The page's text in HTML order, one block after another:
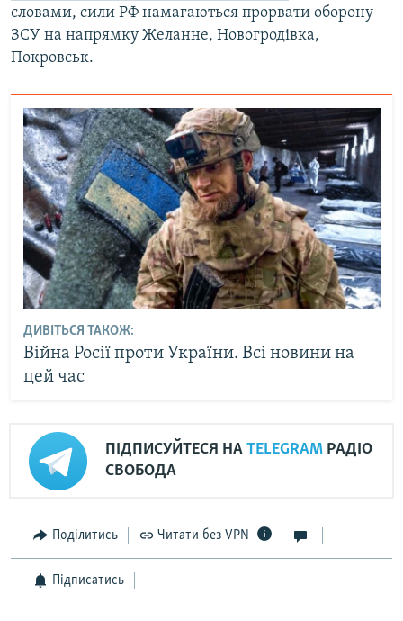
словами, сили РФ намагаються прорвати оборону
ЗСУ на напрямку Желанне, Новогродівка,
Покровськ.
ДИВІТЬСЯ ТАКОЖ:
Війна Росії проти України. Всі новини на
цей час
ПІДПИСУЙТЕСЯ НА TELEGRAM РАДІО
СВОБОДА
Поділитись Читати без VPN
Підписатись